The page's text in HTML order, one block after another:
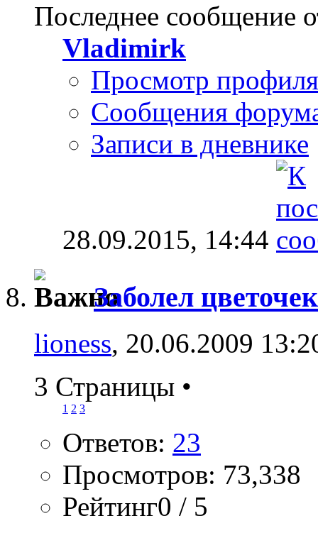
Последнее сообщение
Vladimirk
Просмотр профиля
Сообщения
Записи в дневнике
28.09.2015, 14:44
Заболел
lioness, 20.06.2009
3 Страницы •
1 2 3
Ответов: 23
Просмотров: 73,338
Рейтинг0 / 5